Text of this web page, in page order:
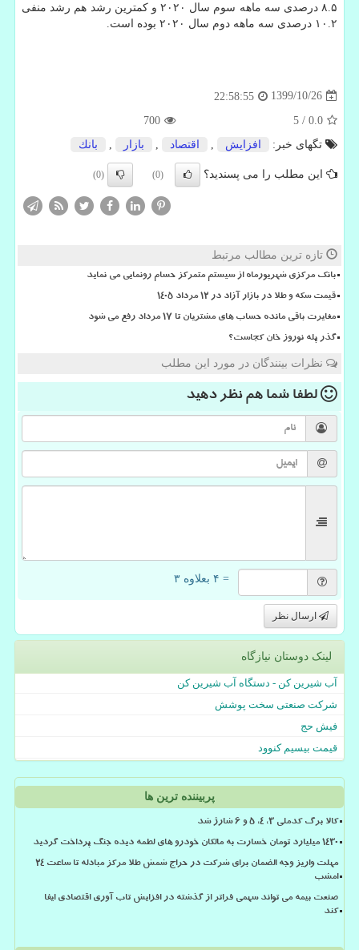
۸.۵ درصدی سه ماهه سوم سال ۲۰۲۰ و کمترین رشد هم رشد منفی
۱۰.۲ درصدی سه ماهه دوم سال ۲۰۲۰ بوده است.
1399/10/26
22:58:55
0.0
/
5
700
تگهای خبر:
افزایش اقتصاد بازار بانك
این مطلب را می پسندید؟ (0)
(0)
تازه ترین مطالب مرتبط
بانک مرکزی شهریورماه از سیستم متمرکز حسام رونمایی می نماید
قیمت سکه و طلا در بازار آزاد در ۱۲ مرداد ۱۴۰۵
مغایرت باقی مانده حساب های مشتریان تا 17 مرداد رفع می شود
گذر پله نوروز خان کجاست؟
نظرات بینندگان در مورد این مطلب
لطفا شما همنظر دهید
= ۴ بعلاوه ۳
ارسال نظر
لینک دوستان نیازگاه
آب شیرین کن - دستگاه آب شیرین کن
شرکت صنعتی سخت پوشش
فیش حج
قیمت بیسیم کنوود
پربیننده ترین ها
کالا برگ کدملی 3، 4، 5 و 6 شارژ شد
۱۴۳۰ میلیارد تومان خسارت به مالکان خودرو های لطمه دیده جنگ پرداخت گردید
مهلت واریز وجه الضمان برای شرکت در حراج شمش طلا مرکز مبادله تا ساعت ۲۴
امشب
صنعت بیمه می تواند سهمی فراتر از گذشته در افزایش تاب آوری اقتصادی ایفا
کند